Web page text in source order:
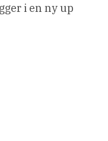
i en ny up